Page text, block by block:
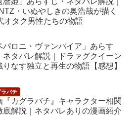
・いぬやしきの奥浩哉が描く
オタク男性たちの物語
パロニ・ヴァンパイア」あらす
ネタバレ解説｜ドラァグクイーン
りなす独立と再生の物語【感想】
『カグラバチ』キャラクター相関
底解説｜ネタバレありの漫画紹介